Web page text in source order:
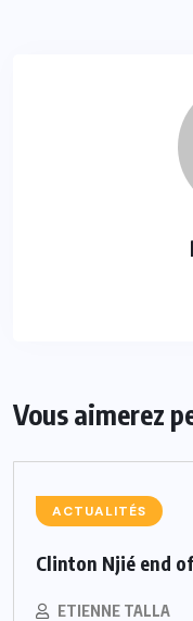
Vous aimerez
ACTUALITÉS
Clinton Njié end
ETIENNE TALLA